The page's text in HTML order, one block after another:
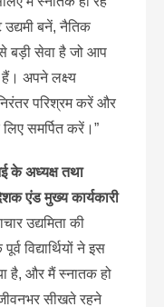
उद्यमी बनें, नैतिक
बड़ी सेवा है जो आप
अपने लक्ष्य
परिश्रम करें और
समर्पित करें।”
के अध्यक्ष तथा
एंड मुख्य कार्यकारी
उद्यमिता की
विद्यार्थियों ने इस
है, और मैं स्नातक हो
सीखते रहने